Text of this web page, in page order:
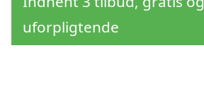
uforpligtende